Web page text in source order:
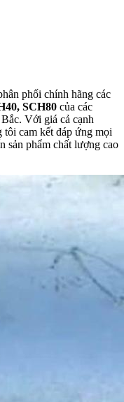
phối chính hãng các
SCH80 của các
Với giá cả cạnh
cam kết đáp ứng mọi
sản phẩm chất lượng cao